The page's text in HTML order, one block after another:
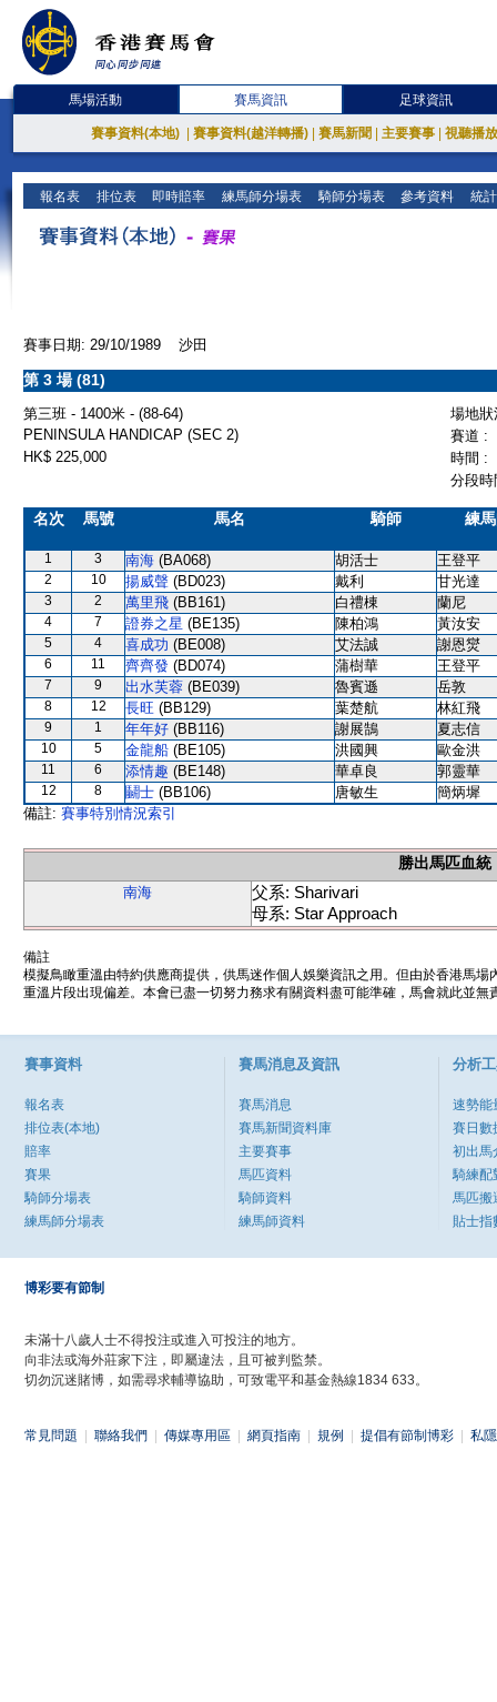
馬場活動 賽馬資訊 足球資訊
賽事資料(本地) 賽事資料(越洋轉播) 賽馬新聞 主要賽事 視聽播
報名表 排位表 即時賠率 練馬師分場表 騎師分場表 參考資料 統
賽事日期: 29/10/1989 沙田
第 3 場 (81)
第三班 - 1400米 - (88-64)
場地
PENINSULA HANDICAP (SEC 2)
賽道 :
HK$ 225,000
時間 :
分段
名次 馬號 馬名 騎師 練
1 3 南海 (BA068) 胡活士 王登平
2 10 揚威聲 (BD023) 戴利 甘光達
3 2 萬里飛 (BB161) 白禮棟 蘭尼
4 7 證券之星 (BE135) 陳柏鴻 黃汝安
5 4 喜成功 (BE008) 艾法誠 謝恩爕
6 11 齊齊發 (BD074) 蒲樹華 王登平
7 9 出水芙蓉 (BE039) 魯賓遜 岳敦
8 12 長旺 (BB129) 葉楚航 林紅飛
9 1 年年好 (BB116) 謝展鵠 夏志信
10 5 金龍船 (BE105) 洪國興 歐金洪
11 6 添情趣 (BE148) 華卓良 郭靈華
12 8 鬭士 (BB106) 唐敏生
簡炳墀
備註: 賽事特別情況索引
勝出馬匹血統
南海
父系: Sharivari
母系: Star Approach
備註
模擬鳥瞰重溫由特約供應商提供，供馬迷作個人娛樂資訊之用。但由於香港馬
重溫片段出現偏差。本會已盡一切努力務求有關資料盡可能準確，馬會就此並
賽事資料
報名表
排位表(本地)
賠率
賽果
騎師分場表
練馬師分場表
賽馬消息及資訊
賽馬消息
賽馬新聞資料庫
主要賽事
馬匹資料
騎師資料
練馬師資料
分析
速勢能
賽日數
初出馬
騎練配
馬匹搬
貼士指
博彩要有節制
未滿十八歲人士不得投注或進入可投注的地方。
向非法或海外莊家下注，即屬違法，且可被判監禁。
切勿沉迷賭博，如需尋求輔導協助，可致電平和基金熱線1834 633。
常見問題 聯絡我們 傳媒專用區 網頁指南 規例 提倡有節制博彩 私